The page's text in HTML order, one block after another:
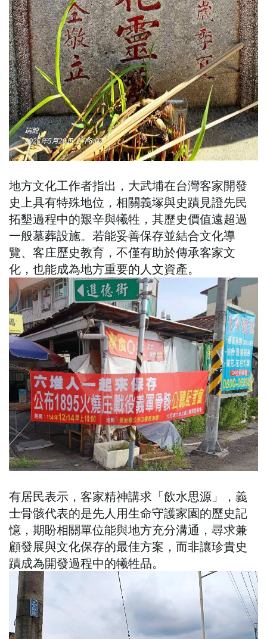
地方文化工作者指出，大武埔在台灣客家開發
史上具有特殊地位，相關義塚與史蹟見證先民
拓墾過程中的艱辛與犧牲，其歷史價值遠超過
一般墓葬設施。若能妥善保存並結合文化導
覽、客庄歷史教育，不僅有助於傳承客家文
化，也能成為地方重要的人文資產。
有居民表示，客家精神講求「飲水思源」，義
士骨骸代表的是先人用生命守護家園的歷史記
憶，期盼相關單位能與地方充分溝通，尋求兼
顧發展與文化保存的最佳方案，而非讓珍貴史
蹟成為開發過程中的犧牲品。